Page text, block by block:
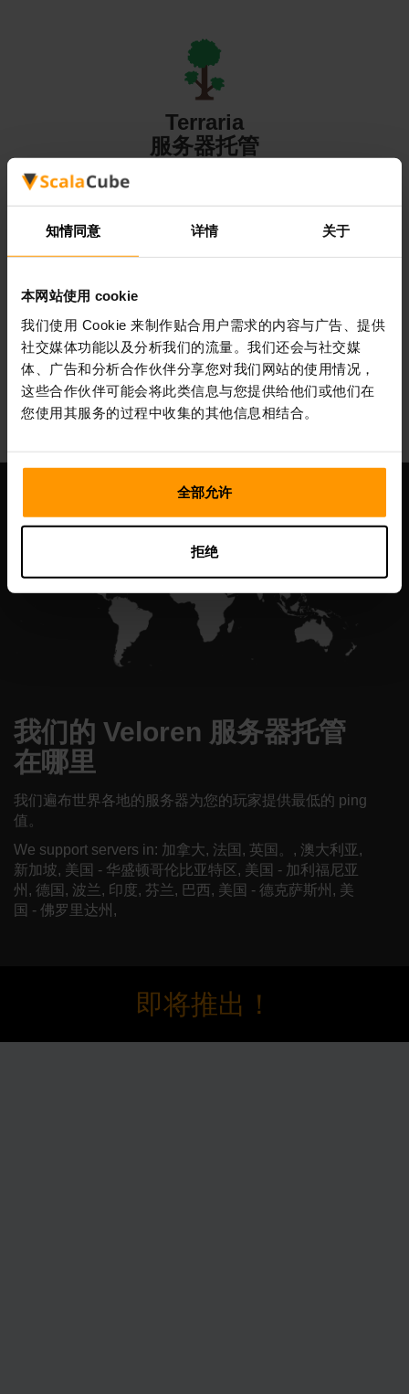
知情同意 详情 关于
本网站使用 cookie
我们使用 Cookie 来制作贴合用户需求的内容与广告、提供
社交媒体功能以及分析我们的流量。我们还会与社交媒
体、广告和分析合作伙伴分享您对我们网站的使用情况，
这些合作伙伴可能会将此类信息与您提供给他们或他们在
您使用其服务的过程中收集的其他信息相结合。
全部允许
拒绝
Terraria
服务器托管
All Games
我们的 Veloren 服务器托管
在哪里
我们遍布世界各地的服务器为您的玩家提供最低的 ping
值。
We support servers in: 加拿大, 法国, 英国。, 澳大利亚,
新加坡, 美国 - 华盛顿哥伦比亚特区, 美国 - 加利福尼亚
州, 德国, 波兰, 印度, 芬兰, 巴西, 美国 - 德克萨斯州, 美
国 - 佛罗里达州,
即将推出！